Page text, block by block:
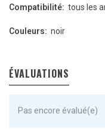
Compatibilité: tous les
Couleurs: noir
ÉVALUATIONS
Pas encore évalué(e)